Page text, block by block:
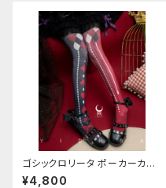
ゴシックロリータ ポーカーカー
ド柄 プリントタイツ
¥4,800